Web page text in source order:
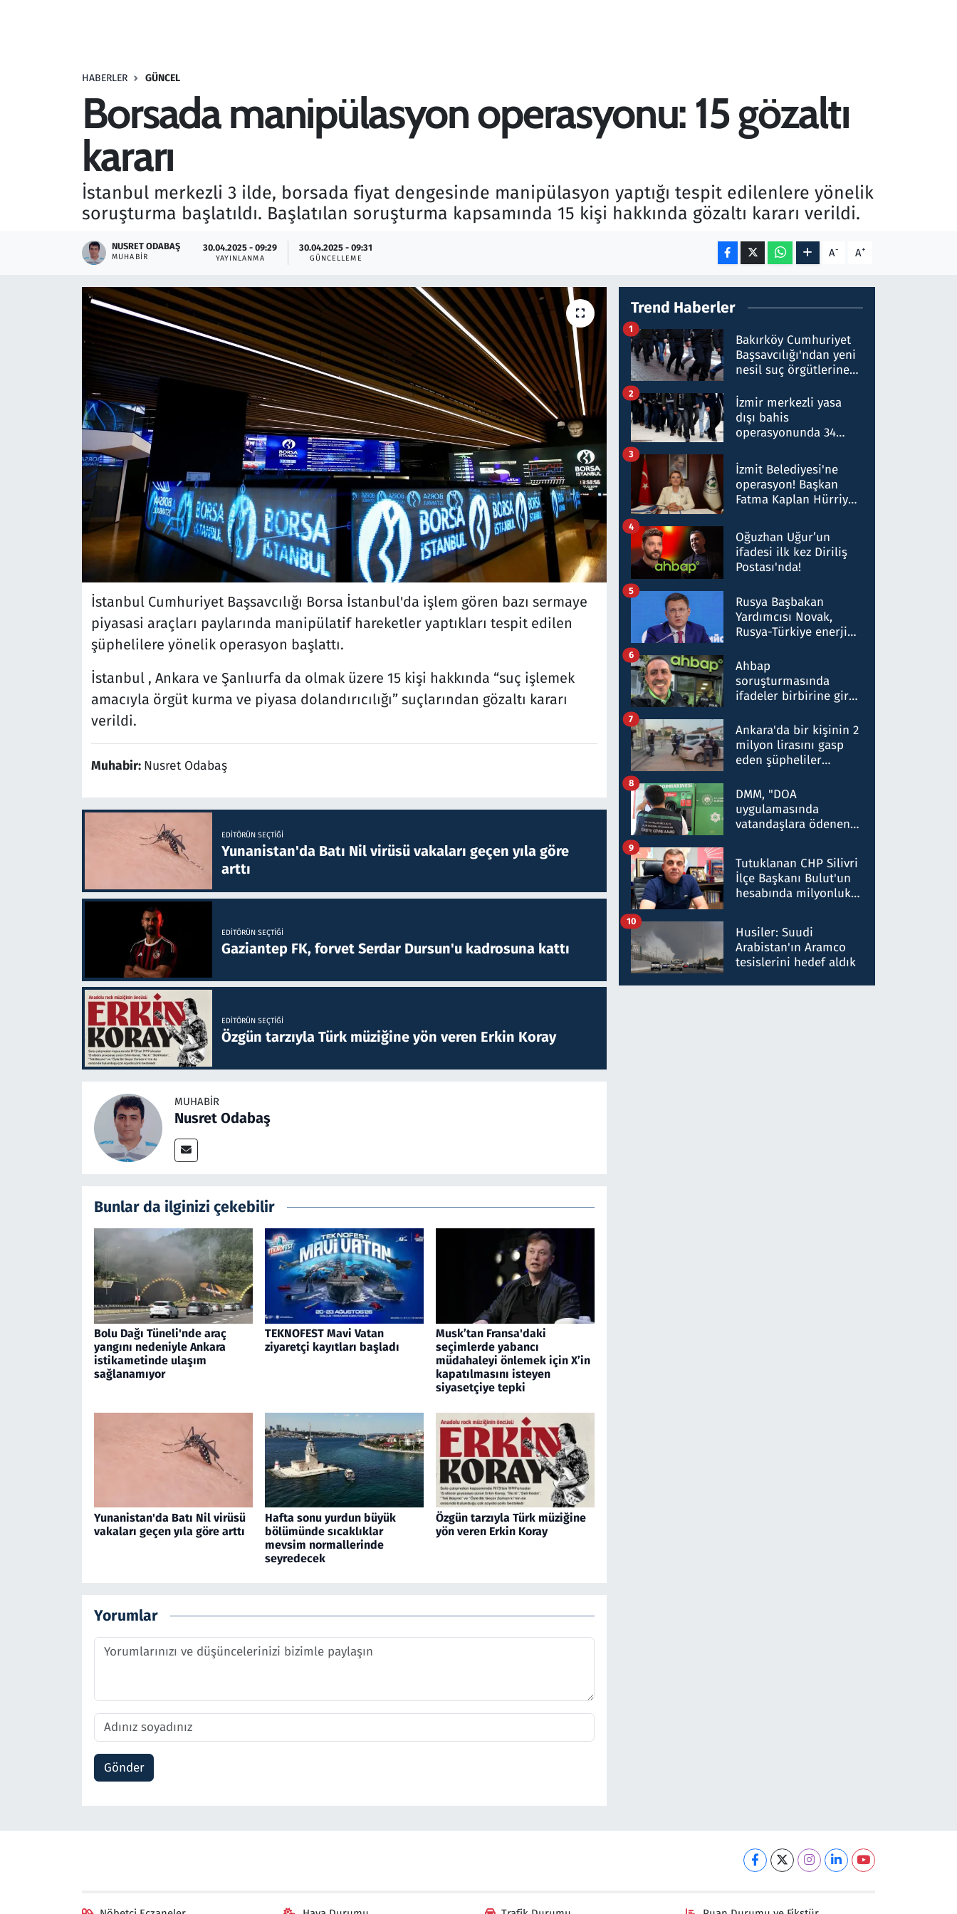
HABERLER GÜNCEL
Borsada manipülasyon operasyonu: 15 gözaltı
kararı
İstanbul merkezli 3 ilde, borsada fiyat dengesinde manipülasyon yaptığı tespit edilenlere yönelik
soruşturma başlatıldı. Başlatılan soruşturma kapsamında 15 kişi hakkında gözaltı kararı verildi.
NUSRET ODABAŞ
MUHABIR
30.04.2025 - 09:29
YAYINLANMA
30.04.2025 - 09:31
GÜNCELLEME A- A+
İstanbul Cumhuriyet Başsavcılığı Borsa İstanbul'da işlem gören bazı sermaye
piyasasi araçları paylarında manipülatif hareketler yaptıkları tespit edilen
şüphelilere yönelik operasyon başlattı.
İstanbul , Ankara ve Şanlıurfa da olmak üzere 15 kişi hakkında “suç işlemek
amacıyla örgüt kurma ve piyasa dolandırıcılığı” suçlarından gözaltı kararı
verildi.
Muhabir: Nusret Odabaş
EDITÖRÜN SEÇTIĞI
Yunanistan'da Batı Nil virüsü vakaları geçen yıla göre
arttı
EDITÖRÜN SEÇTIĞI
Gaziantep FK, forvet Serdar Dursun'u kadrosuna kattı
EDITÖRÜN SEÇTIĞI
Özgün tarzıyla Türk müziğine yön veren Erkin Koray
MUHABIR
Nusret Odabaş
Bunlar da ilginizi çekebilir
Bolu Dağı Tüneli'nde araç
yangını nedeniyle Ankara
istikametinde ulaşım
sağlanamıyor
TEKNOFEST Mavi Vatan
ziyaretçi kayıtları başladı
Musk’tan Fransa'daki
seçimlerde yabancı
müdahaleyi önlemek için X’in
kapatılmasını isteyen
siyasetçiye tepki
Yunanistan'da Batı Nil virüsü
vakaları geçen yıla göre arttı
Hafta sonu yurdun büyük
bölümünde sıcaklıklar
mevsim normallerinde
seyredecek
Özgün tarzıyla Türk müziğine
yön veren Erkin Koray
Yorumlar
Gönder
Trend Haberler
Bakırköy Cumhuriyet
Başsavcılığı'ndan yeni
nesil suç örgütlerine
hakkında gözaltı kararı
1
İzmir merkezli yasa
dışı bahis
operasyonunda 34
Milyar liralık para
trafiği tespit edildi
2
İzmit Belediyesi'ne
operasyon! Başkan
Fatma Kaplan Hürriyet
3
Oğuzhan Uğur’un
ifadesi ilk kez Diriliş
Postası'nda!
4
Rusya Başbakan
Yardımcısı Novak,
Rusya-Türkiye enerji
nitelikte olduğunu
belirtti
5
Ahbap
soruşturmasında
ifadeler birbirine girdi:
ifadelerinden ortaya
çıkan tablo şok etti
6
Ankara'da bir kişinin 2
milyon lirasını gasp
eden şüpheliler
7
DMM, "DOA
uygulamasında
vatandaşlara ödenen
düşürüldüğü" iddiasını
yalanladı
8
Tutuklanan CHP Silivri
İlçe Başkanı Bulut'un
hesabında milyonluk
talimat verdi, ben
gönderdim
9
Husiler: Suudi
Arabistan'ın Aramco
tesislerini hedef aldık
10
Savunma Sanayi
Teknoloji ve Bilim
Televizyon